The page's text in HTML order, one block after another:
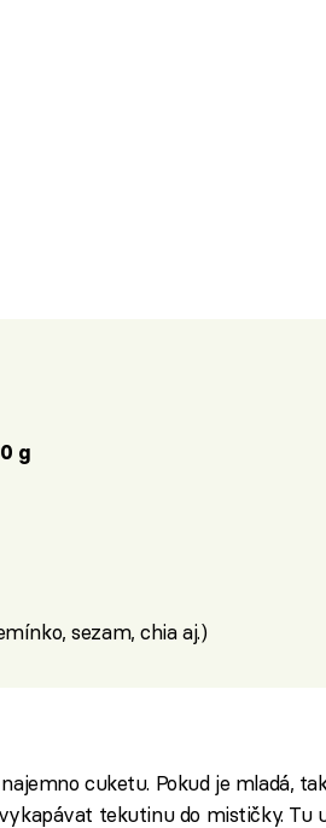
g
sezam, chia aj.)
cuketu. Pokud je mladá,
tekutinu do mističky. Tu